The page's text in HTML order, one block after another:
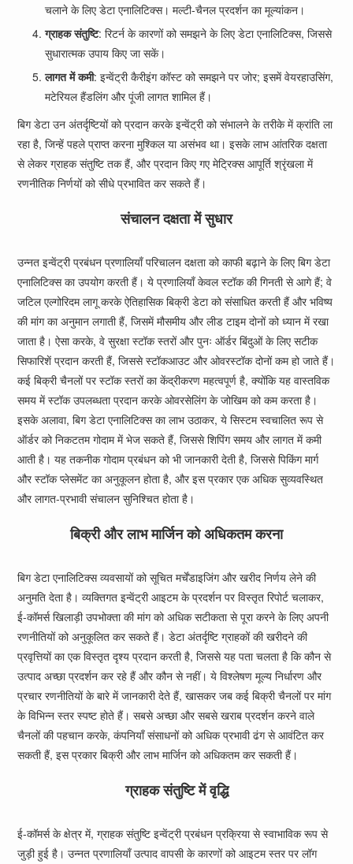
चलाने के लिए डेटा एनालिटिक्स। मल्टी-चैनल प्रदर्शन का मूल्यांकन।
ग्राहक संतुष्टि: रिटर्न के कारणों को समझने के लिए डेटा एनालिटिक्स, जिससे
सुधारात्मक उपाय किए जा सकें।
लागत में कमी: इन्वेंट्री कैरीइंग कॉस्ट को समझने पर जोर; इसमें वेयरहाउसिंग,
मटेरियल हैंडलिंग और पूंजी लागत शामिल हैं।
बिग डेटा उन अंतर्दृष्टियों को प्रदान करके इन्वेंट्री को संभालने के तरीके में क्रांति ला
रहा है, जिन्हें पहले प्राप्त करना मुश्किल या असंभव था। इसके लाभ आंतरिक दक्षता
से लेकर ग्राहक संतुष्टि तक हैं, और प्रदान किए गए मेट्रिक्स आपूर्ति श्रृंखला में
रणनीतिक निर्णयों को सीधे प्रभावित कर सकते हैं।
संचालन दक्षता में सुधार
उन्नत इन्वेंट्री प्रबंधन प्रणालियाँ परिचालन दक्षता को काफी बढ़ाने के लिए बिग डेटा
एनालिटिक्स का उपयोग करती हैं। ये प्रणालियाँ केवल स्टॉक की गिनती से आगे हैं; वे
जटिल एल्गोरिदम लागू करके ऐतिहासिक बिक्री डेटा को संसाधित करती हैं और भविष्य
की मांग का अनुमान लगाती हैं, जिसमें मौसमीय और लीड टाइम दोनों को ध्यान में रखा
जाता है। ऐसा करके, वे सुरक्षा स्टॉक स्तरों और पुनः ऑर्डर बिंदुओं के लिए सटीक
सिफारिशें प्रदान करती हैं, जिससे स्टॉकआउट और ओवरस्टॉक दोनों कम हो जाते हैं।
कई बिक्री चैनलों पर स्टॉक स्तरों का केंद्रीकरण महत्वपूर्ण है, क्योंकि यह वास्तविक
समय में स्टॉक उपलब्धता प्रदान करके ओवरसेलिंग के जोखिम को कम करता है।
इसके अलावा, बिग डेटा एनालिटिक्स का लाभ उठाकर, ये सिस्टम स्वचालित रूप से
ऑर्डर को निकटतम गोदाम में भेज सकते हैं, जिससे शिपिंग समय और लागत में कमी
आती है। यह तकनीक गोदाम प्रबंधन को भी जानकारी देती है, जिससे पिकिंग मार्ग
और स्टॉक प्लेसमेंट का अनुकूलन होता है, और इस प्रकार एक अधिक सुव्यवस्थित
और लागत-प्रभावी संचालन सुनिश्चित होता है।
बिक्री और लाभ मार्जिन को अधिकतम करना
बिग डेटा एनालिटिक्स व्यवसायों को सूचित मर्चेंडाइजिंग और खरीद निर्णय लेने की
अनुमति देता है। व्यक्तिगत इन्वेंट्री आइटम के प्रदर्शन पर विस्तृत रिपोर्ट चलाकर,
ई-कॉमर्स खिलाड़ी उपभोक्ता की मांग को अधिक सटीकता से पूरा करने के लिए अपनी
रणनीतियों को अनुकूलित कर सकते हैं। डेटा अंतर्दृष्टि ग्राहकों की खरीदने की
प्रवृत्तियों का एक विस्तृत दृश्य प्रदान करती है, जिससे यह पता चलता है कि कौन से
उत्पाद अच्छा प्रदर्शन कर रहे हैं और कौन से नहीं। ये विश्लेषण मूल्य निर्धारण और
प्रचार रणनीतियों के बारे में जानकारी देते हैं, खासकर जब कई बिक्री चैनलों पर मांग
के विभिन्न स्तर स्पष्ट होते हैं। सबसे अच्छा और सबसे खराब प्रदर्शन करने वाले
चैनलों की पहचान करके, कंपनियाँ संसाधनों को अधिक प्रभावी ढंग से आवंटित कर
सकती हैं, इस प्रकार बिक्री और लाभ मार्जिन को अधिकतम कर सकती हैं।
ग्राहक संतुष्टि में वृद्धि
ई-कॉमर्स के क्षेत्र में, ग्राहक संतुष्टि इन्वेंट्री प्रबंधन प्रक्रिया से स्वाभाविक रूप से
जुड़ी हुई है। उन्नत प्रणालियाँ उत्पाद वापसी के कारणों को आइटम स्तर पर लॉग